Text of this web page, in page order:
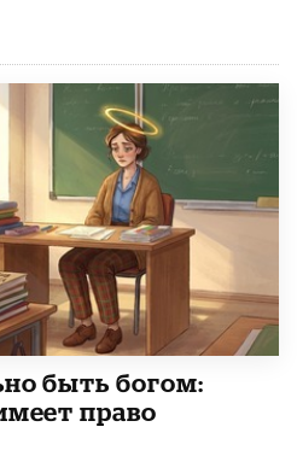
быть богом:
право